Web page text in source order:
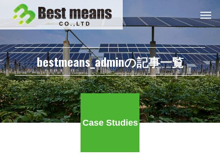
bestmeans_adminの記事一覧
Case Studies